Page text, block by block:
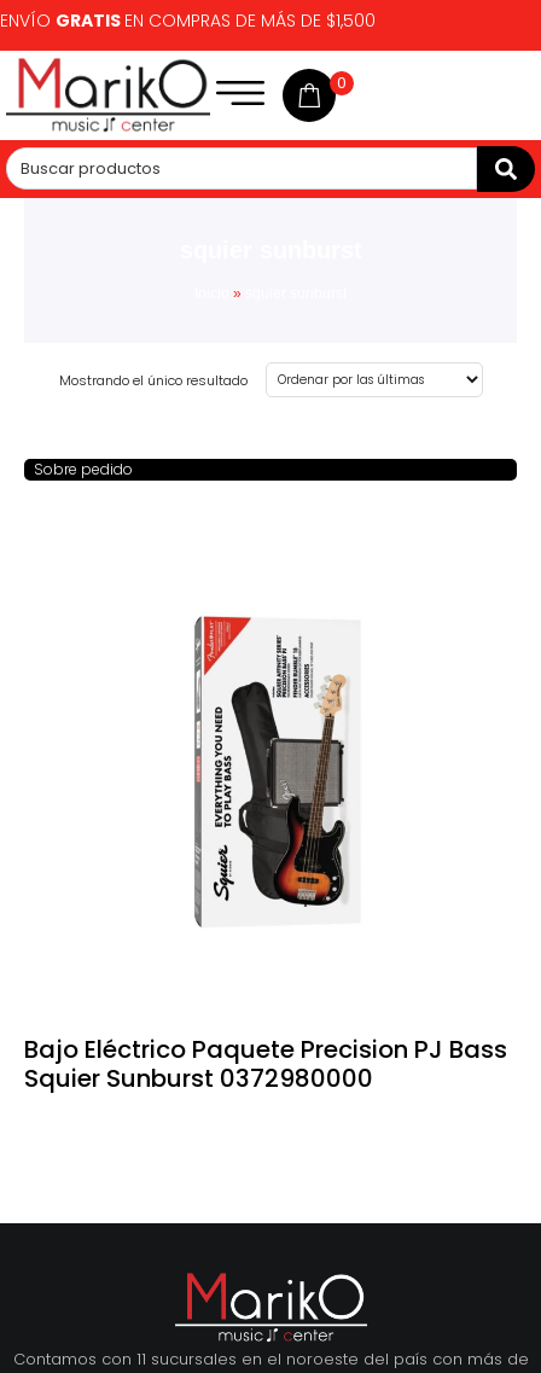
ENVÍO GRATIS EN COMPRAS DE MÁS DE $1,500
0
»
Mostrando el único resultado
Sobre pedido
Bajo Eléctrico Paquete Precision PJ Bass
Squier Sunburst 0372980000
Contamos con 11 sucursales en el noroeste del país con más de